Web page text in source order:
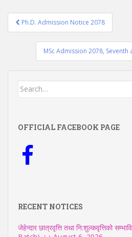
Post
navigation
Ph.D. Admission Notice 2078
MSc Admission 2078,
Search
OFFICIAL FACEBOOK PAGE
RECENT NOTICES
जेहेन्दार छात्रवृत्ति तथा नि:शुल्कवृत्तिको